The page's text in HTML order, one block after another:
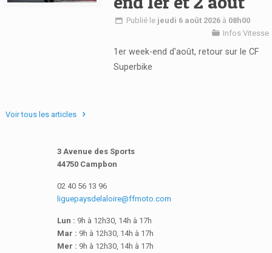
Publié le jeudi 6 août 2026 à 08h00
Infos Vitesse
1er week-end d'août, retour sur le CF
Superbike
Voir tous les articles
3 Avenue des Sports
44750 Campbon
02 40 56 13 96
liguepaysdelaloire@ffmoto.com
Lun : 9h à 12h30, 14h à 17h
Mar : 9h à 12h30, 14h à 17h
Mer : 9h à 12h30, 14h à 17h